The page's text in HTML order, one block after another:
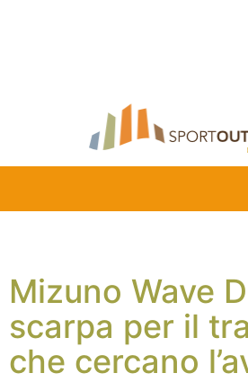
Mizuno Wave
scarpa per il
che cercano